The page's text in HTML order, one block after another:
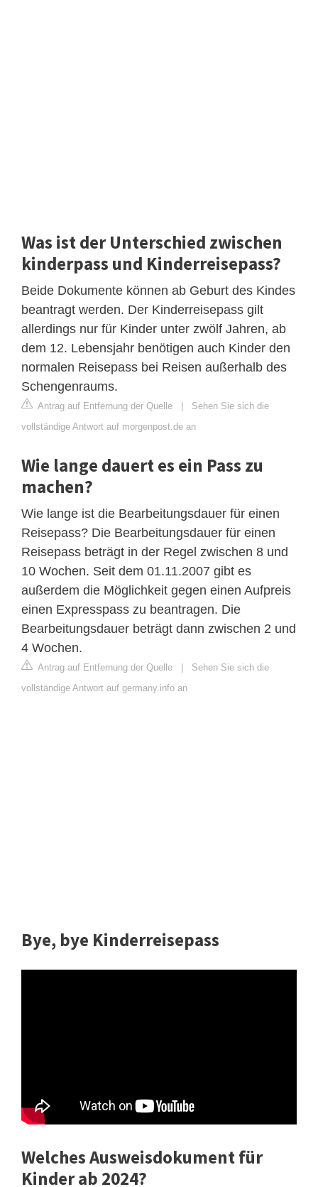
Was ist der Unterschied zwischen
kinderpass und Kinderreisepass?
Beide Dokumente können ab Geburt des Kindes
beantragt werden. Der Kinderreisepass gilt
allerdings nur für Kinder unter zwölf Jahren, ab
dem 12. Lebensjahr benötigen auch Kinder den
normalen Reisepass bei Reisen außerhalb des
Schengenraums.
Antrag auf Entfernung der Quelle
Sehen Sie sich die
vollständige Antwort auf morgenpost.de an
Wie lange dauert es ein Pass zu
machen?
Wie lange ist die Bearbeitungsdauer für einen
Reisepass? Die Bearbeitungsdauer für einen
Reisepass beträgt in der Regel zwischen 8 und
10 Wochen. Seit dem 01.11.2007 gibt es
außerdem die Möglichkeit gegen einen Aufpreis
einen Expresspass zu beantragen. Die
Bearbeitungsdauer beträgt dann zwischen 2 und
4 Wochen.
Antrag auf Entfernung der Quelle
Sehen Sie sich die
vollständige Antwort auf germany.info an
Bye, bye Kinderreisepass
Welches Ausweisdokument für
Kinder ab 2024?